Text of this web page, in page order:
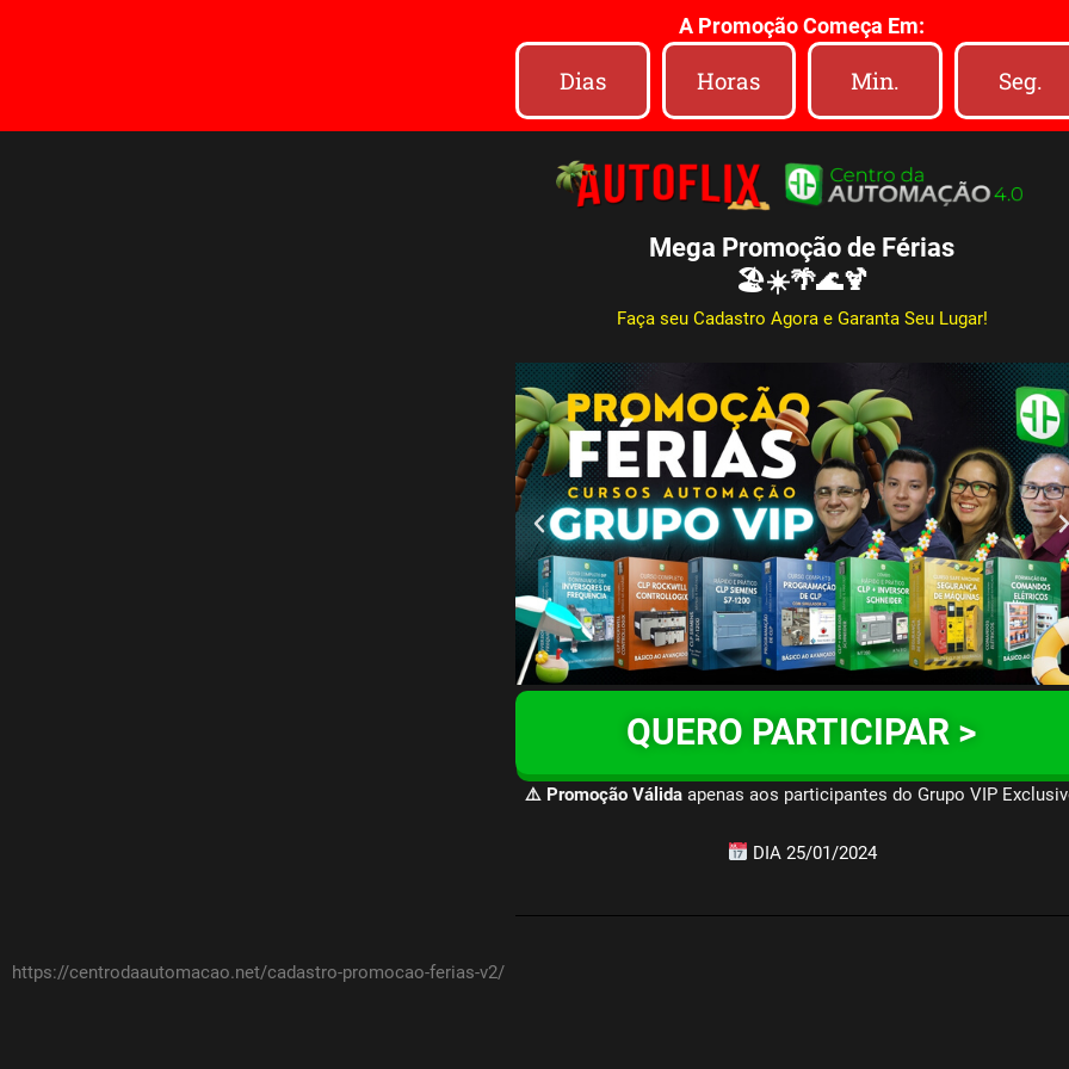
A Promoção Começa Em:
Dias Horas Min. Seg.
Mega Promoção de Férias
🏖️☀️🌴🌊🍹
Faça seu Cadastro Agora e Garanta Seu Lugar!
QUERO PARTICIPAR >
⚠️ Promoção Válida apenas aos participantes do Grupo VIP
DIA 25/01/2024
https://centrodaautomacao.net/cadastro-promocao-ferias-v2/